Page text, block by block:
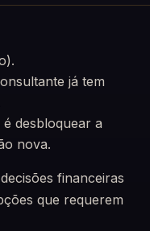
já tem
desbloquear a
nova.
financeiras
que requerem